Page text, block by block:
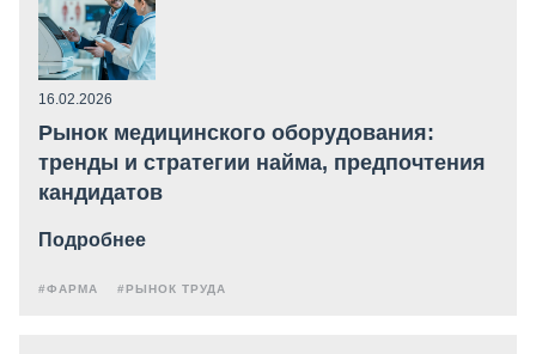
16.02.2026
Рынок медицинского оборудования:
тренды и стратегии найма, предпочтения
кандидатов
Подробнее
#ФАРМА #РЫНОК ТРУДА